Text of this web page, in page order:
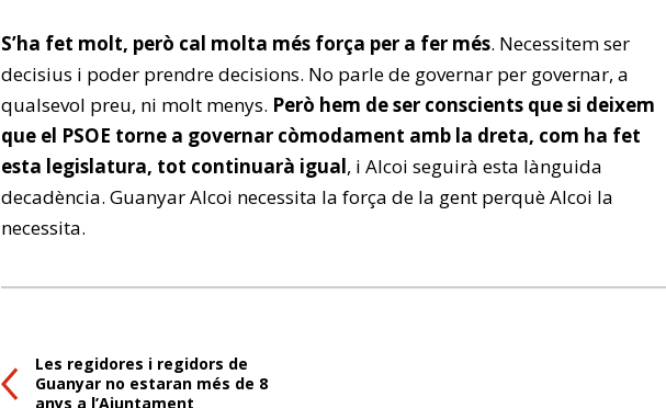
S’ha fet molt, però cal molta més força per a fer més. Necessitem ser
decisius i poder prendre decisions. No parle de governar per governar, a
qualsevol preu, ni molt menys. Però hem de ser conscients que si deixem
que el PSOE torne a governar còmodament amb la dreta, com ha fet
esta legislatura, tot continuarà igual, i Alcoi seguirà esta lànguida
decadència. Guanyar Alcoi necessita la força de la gent perquè Alcoi la
necessita.
Les regidores i regidors de
Guanyar no estaran més de 8
anys a l’Ajuntament